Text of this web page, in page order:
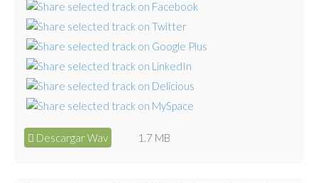
Descargar Wav 1.7 MB